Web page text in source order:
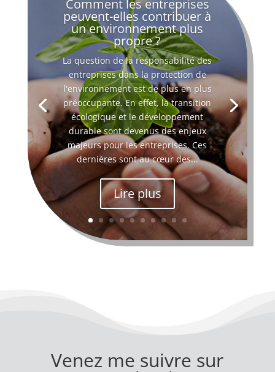
Comment les entreprises
peuvent-elles contribuer à
un environnement plus
propre ?
La question de la responsabilité des
entreprises dans la protection de
l'environnement est de plus en plus
préoccupante. En effet, la transition
écologique et le développement
durable sont devenus des enjeux
majeurs pour les entreprises. Ces
dernières sont au cœur des...
Lire plus
Venez me suivre sur